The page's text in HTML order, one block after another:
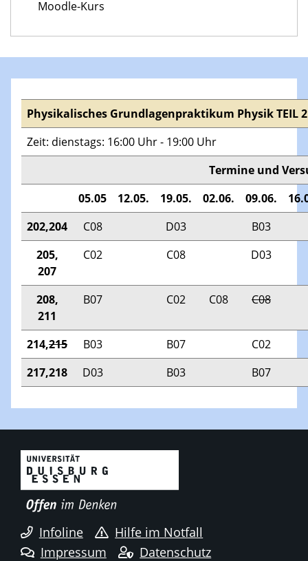
Moodle-Kurs
Physikalisches Grundlagenpraktikum Physik TEIL 2
Zeit: dienstags: 16:00 Uhr - 19:00 Uhr
Termine und
05.05
12.05. 19.05. 02.06. 09.06.
202,204
C08 D03
B03
205,
207
C02 C08 D03
208,
211
B07 C02 C08 C08
214,215 B03 B07
C02
217,218
D03 B03 B07
Infoline
Hilfe im Notfall
Impressum
Datenschutz